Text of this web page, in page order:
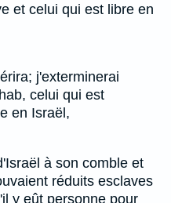
et celui qui est libre en
j'exterminerai
celui qui est
en Israël,
à son comble et
réduits esclaves
y eût personne pour